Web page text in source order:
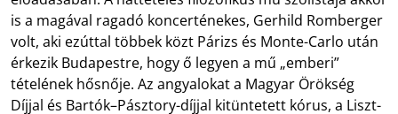
is a magával ragadó koncerténekes, Gerhild Romberger
volt, aki ezúttal többek közt Párizs és Monte-Carlo után
érkezik Budapestre, hogy ő legyen a mű „emberi”
tételének hősnője. Az angyalokat a Magyar Örökség
Díjjal és Bartók–Pásztory-díjjal kitüntetett kórus, a Liszt-